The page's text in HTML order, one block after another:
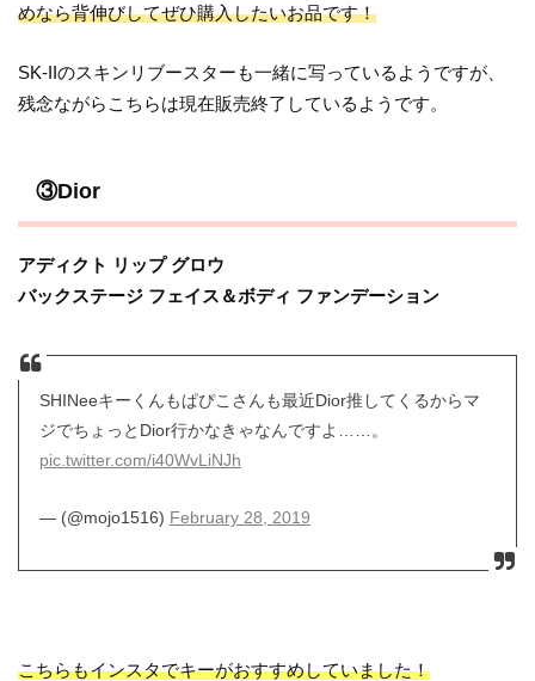
めなら背伸びしてぜひ購入したいお品です！
SK-IIのスキンリブースターも一緒に写っているようですが、
残念ながらこちらは現在販売終了しているようです。
③Dior
アディクト リップ グロウ
バックステージ フェイス＆ボディ ファンデーション
SHINeeキーくんもぱぴこさんも最近Dior推してくるからマ
ジでちょっとDior行かなきゃなんですよ……。
pic.twitter.com/i40WvLiNJh
— (@mojo1516) February 28, 2019
こちらもインスタでキーがおすすめしていました！